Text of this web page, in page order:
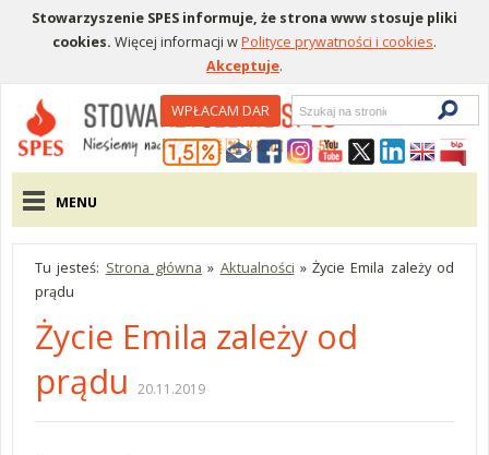
Stowarzyszenie SPES informuje, że strona www stosuje pliki
cookies. Więcej informacji wPolityce prywatności i cookies.
Akceptuje.
Menu pomocniczeWPŁACAM DAR
Wyszukiwarka
Menu główne
MENU
Tu jesteś: Strona główna » Aktualności »Życie Emila zależy od
prądu
Życie Emila zależy od
prądu 20.11.2019